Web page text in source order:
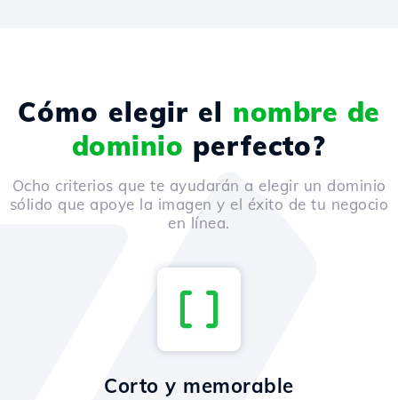
Cómo elegir el nombre de
dominio perfecto?
Ocho criterios que te ayudarán a elegir un dominio
sólido que apoye la imagen y el éxito de tu negocio
en línea.
Corto y memorable